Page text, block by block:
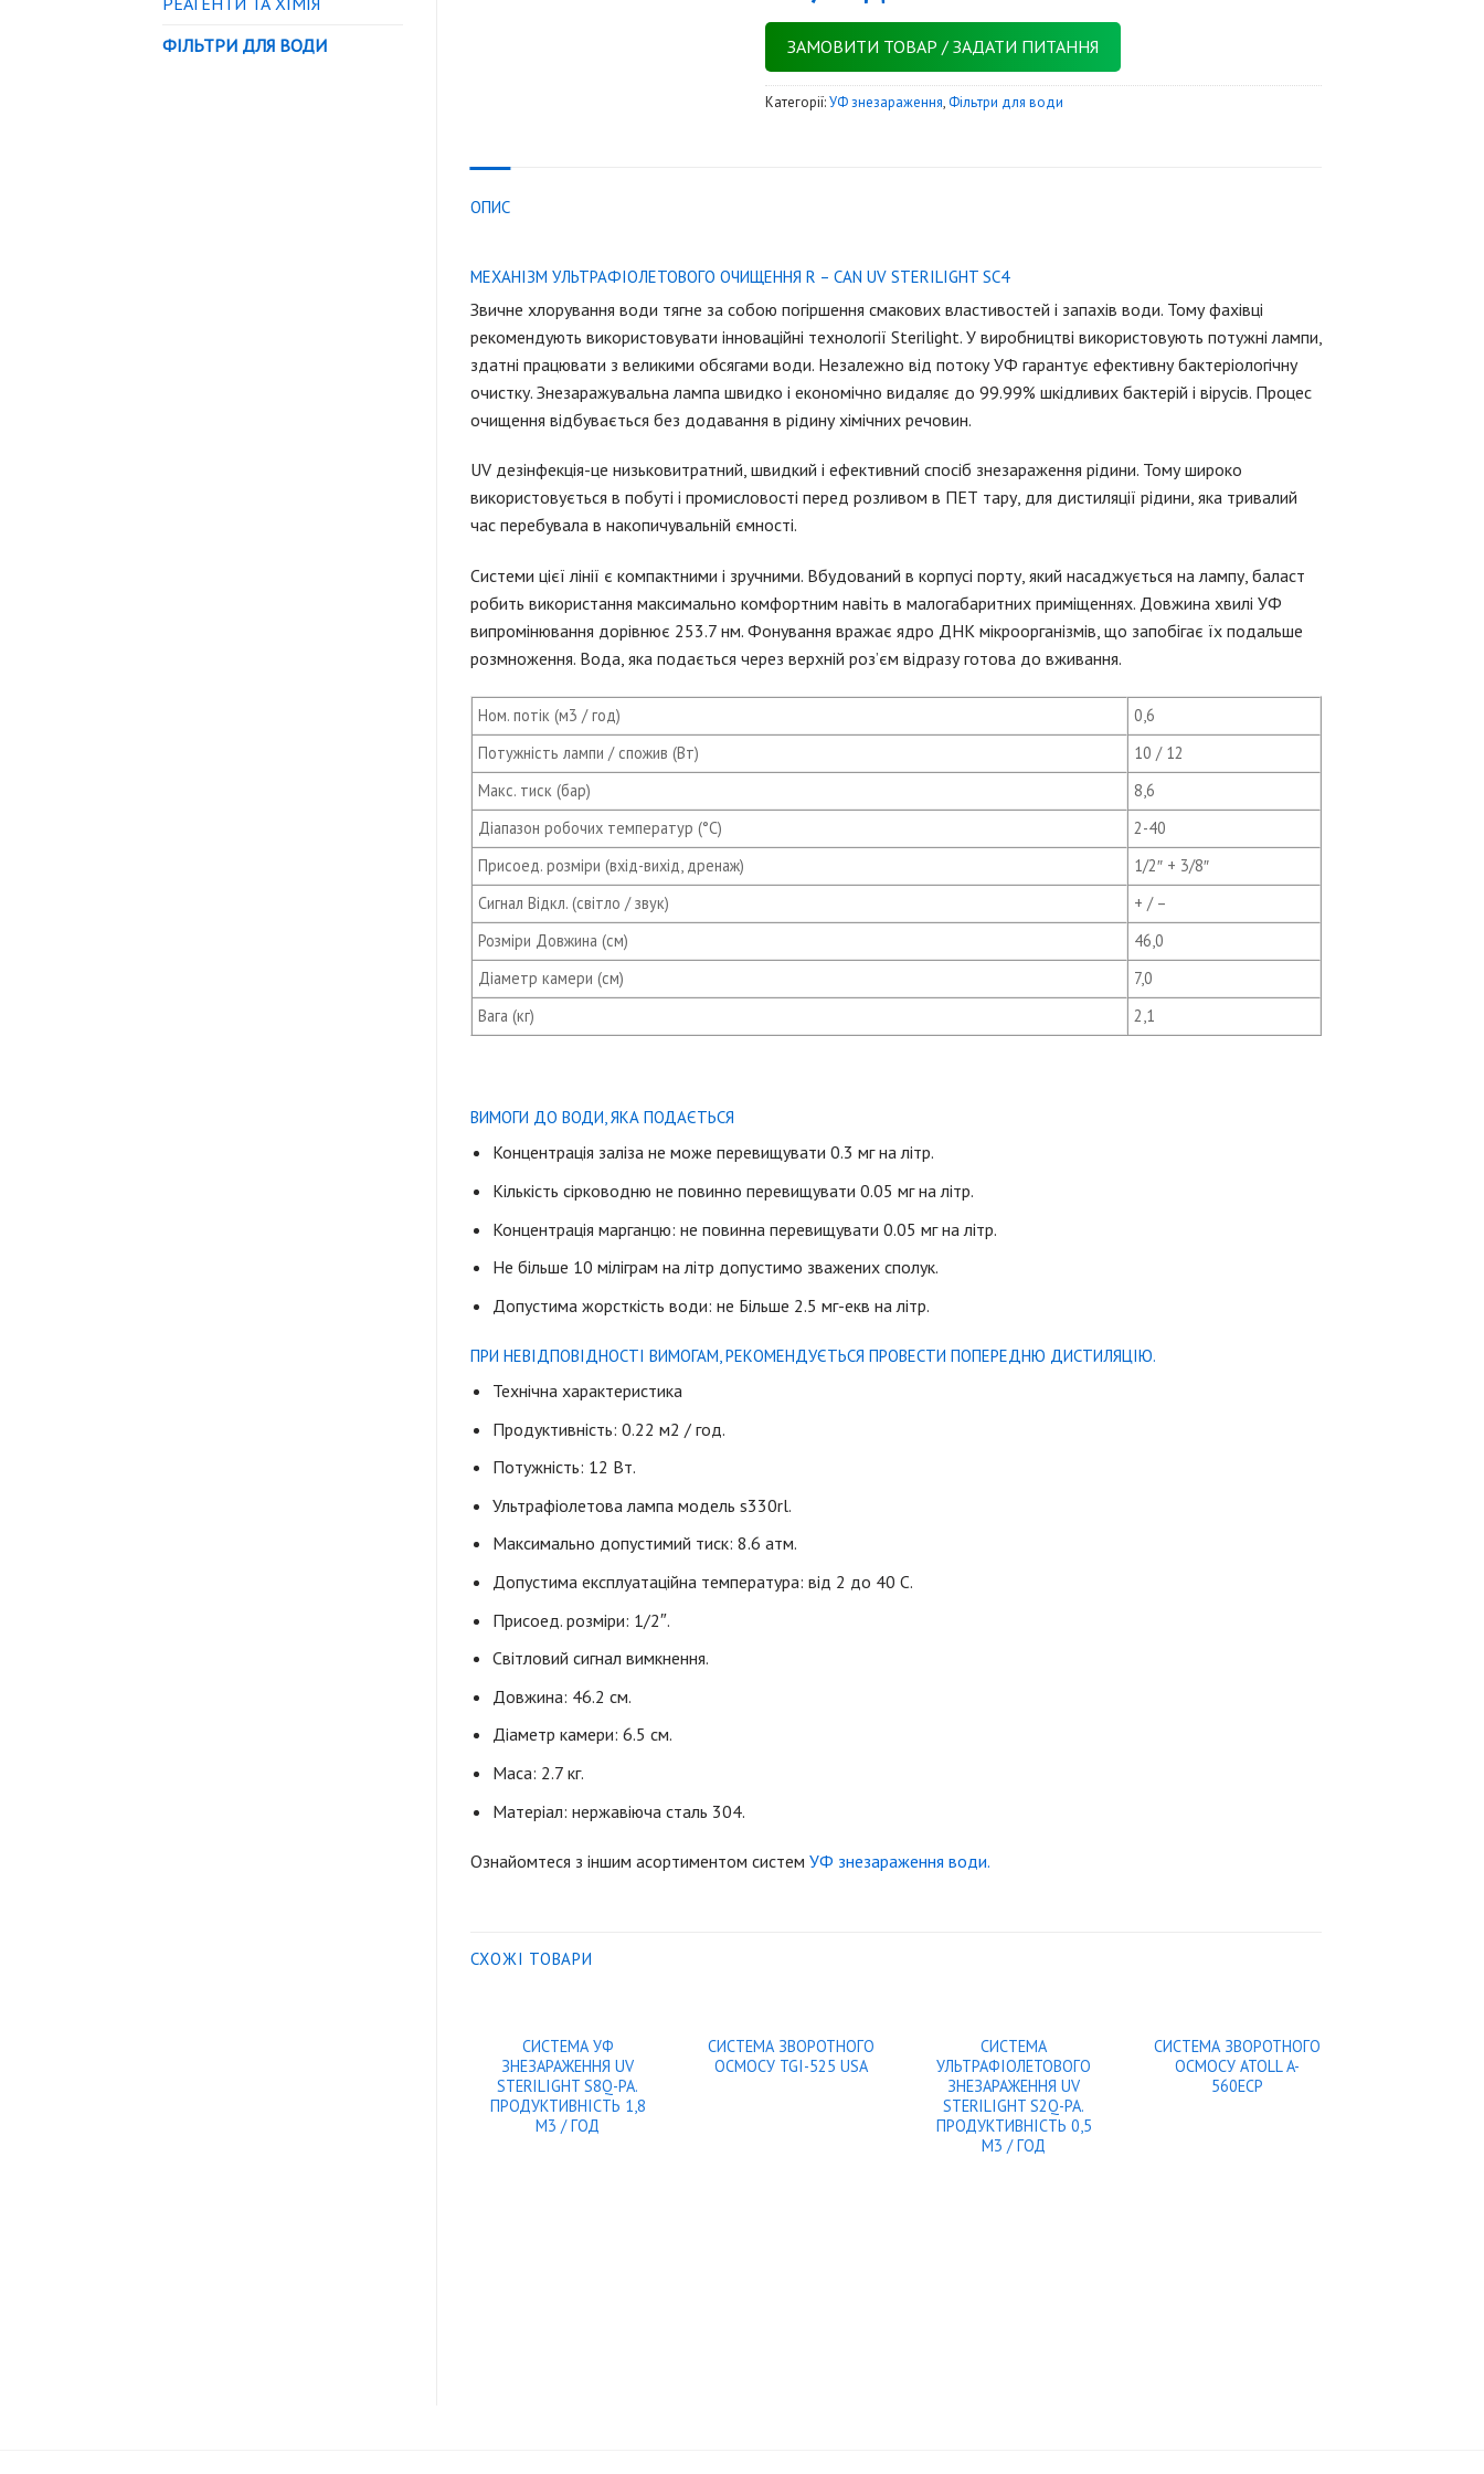
ФІЛЬТРИ ДЛЯ ВОДИ
ЗАМОВИТИ ТОВАР / ЗАДАТИ ПИТАННЯ
Категорії:УФ знезараження, Фільтри для води
ОПИС
МЕХАНІЗМ УЛЬТРАФІОЛЕТОВОГО ОЧИЩЕННЯ R – CAN UV STERILIGHT SC4
Звичне хлорування води тягне за собою погіршення смакових властивостей і запахів води. Тому фахівці
рекомендують використовувати інноваційні технології Sterilight. У виробництві використовують потужні лампи,
здатні працювати з великими обсягами води. Незалежно від потоку УФ гарантує ефективну бактеріологічну
очистку. Знезаражувальна лампа швидко і економічно видаляє до 99.99% шкідливих бактерій і вірусів. Процес
очищення відбувається без додавання в рідину хімічних речовин.
UV дезінфекція-це низьковитратний, швидкий і ефективний спосіб знезараження рідини. Тому широко
використовується в побуті і промисловості перед розливом в ПЕТ тару, для дистиляції рідини, яка тривалий
час перебувала в накопичувальній ємності.
Системи цієї лінії є компактними і зручними. Вбудований в корпусі порту, який насаджується на лампу, баласт
робить використання максимально комфортним навіть в малогабаритних приміщеннях. Довжина хвилі УФ
випромінювання дорівнює 253.7 нм. Фонування вражає ядро ДНК мікроорганізмів, що запобігає їх подальше
розмноження. Вода, яка подається через верхній роз’єм відразу готова до вживання.
Ном. потік (м3 / год)
0,6
Потужність лампи / спожив (Вт)
10 / 12
Макс. тиск (бар)
8,6
Діапазон робочих температур (°C)
2-40
Присоед. розміри (вхід-вихід, дренаж)
1/2″ + 3/8″
Сигнал Відкл. (світло / звук)
+ / –
Розміри Довжина (см)
46,0
Діаметр камери (см)
7,0
Вага (кг)
2,1
ВИМОГИ ДО ВОДИ, ЯКА ПОДАЄТЬСЯ
Концентрація заліза не може перевищувати 0.3 мг на літр.
Кількість сірководню не повинно перевищувати 0.05 мг на літр.
Концентрація марганцю: не повинна перевищувати 0.05 мг на літр.
Не більше 10 міліграм на літр допустимо зважених сполук.
Допустима жорсткість води: не Більше 2.5 мг-екв на літр.
ПРИ НЕВІДПОВІДНОСТІ ВИМОГАМ, РЕКОМЕНДУЄТЬСЯ ПРОВЕСТИ ПОПЕРЕДНЮ ДИСТИЛЯЦІЮ.
Технічна характеристика
Продуктивність: 0.22 м2 / год.
Потужність: 12 Вт.
Ультрафіолетова лампа модель s330rl.
Максимально допустимий тиск: 8.6 атм.
Допустима експлуатаційна температура: від 2 до 40 С.
Присоед. розміри: 1/2″.
Світловий сигнал вимкнення.
Довжина: 46.2 см.
Діаметр камери: 6.5 см.
Маса: 2.7 кг.
Матеріал: нержавіюча сталь 304.
Ознайомтеся з іншим асортиментом систем УФ знезараження води.
СХОЖІ ТОВАРИ
СИСТЕМА УФ
ЗНЕЗАРАЖЕННЯ UV
STERILIGHT S8Q-PA.
ПРОДУКТИВНІСТЬ 1,8
М3 / ГОД
СИСТЕМА ЗВОРОТНОГО
ОСМОСУ TGI-525 USA
СИСТЕМА
УЛЬТРАФІОЛЕТОВОГО
ЗНЕЗАРАЖЕННЯ UV
STERILIGHT S2Q-PA.
ПРОДУКТИВНІСТЬ 0,5
М3 / ГОД
СИСТЕМА ЗВОРОТНОГО
ОСМОСУ ATOLL A-
560ECP